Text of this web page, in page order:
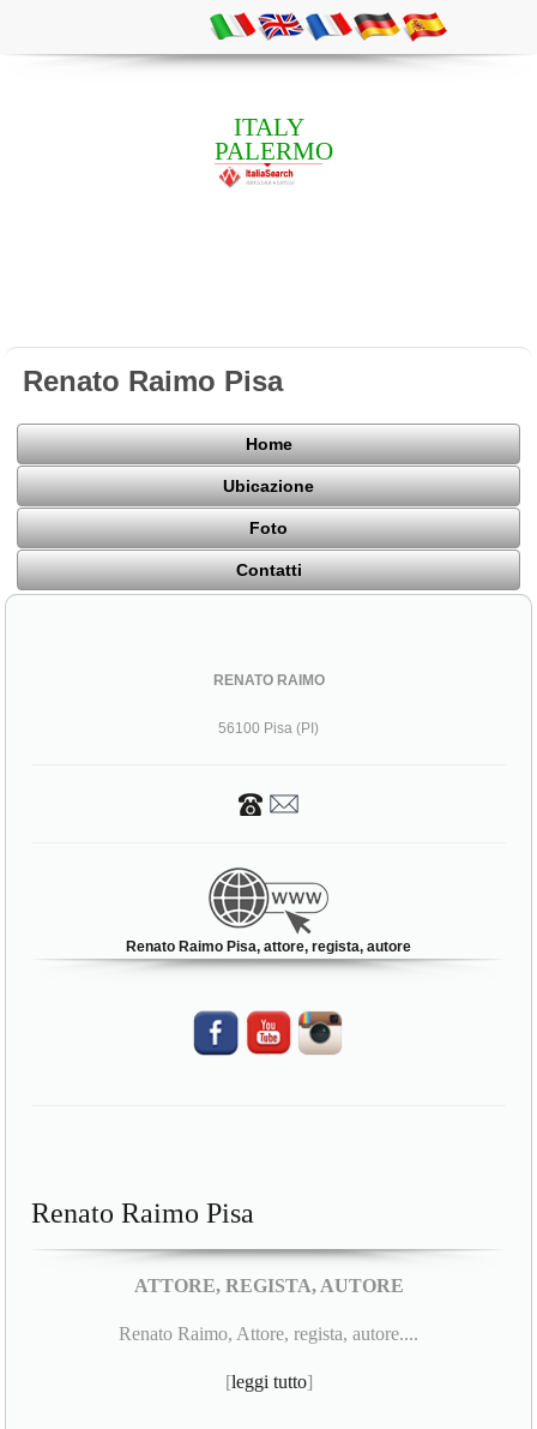
ITALY
PALERMO
Renato Raimo Pisa
Home
Ubicazione
Foto
Contatti
RENATO RAIMO
56100 Pisa (PI)
Renato Raimo Pisa, attore, regista, autore
Renato Raimo Pisa
ATTORE, REGISTA, AUTORE
Renato Raimo, Attore, regista, autore....
[leggi tutto]